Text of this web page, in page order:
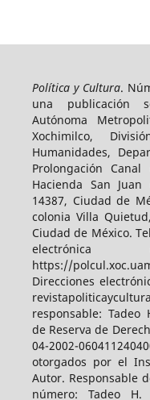
Política y Cultura.
una publicación
Autónoma
Xochimilco,
Humanidades,
Prolongación
Hacienda San
14387, Ciudad de
colonia Villa
Ciudad de México.
https://
Direcciones
responsable: Tadeo
de Reserva de
04-2002-
otorgados por el
Autor. Responsable
número: Tadeo H.